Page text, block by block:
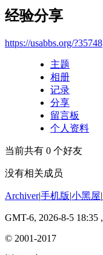
经验分享
https://usabbs.org/?35748
主题
相册
记录
分享
留言板
个人资料
当前共有 0 个好友
没有相关成员
Archiver|手机版|小黑屋|
GMT-6, 2026-8-5 18:35
© 2001-2017